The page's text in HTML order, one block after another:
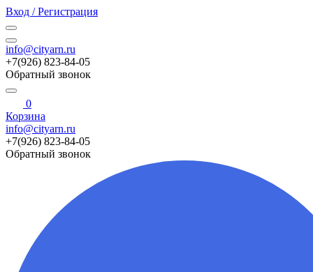
Вход / Регистрация
info@cityarn.ru
+7(926) 823-84-05
Обратный звонок
0
Корзина
info@cityarn.ru
+7(926) 823-84-05
Обратный звонок